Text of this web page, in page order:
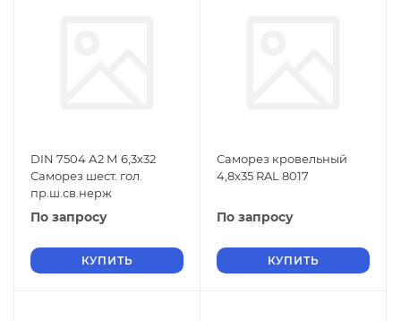
DIN 7504 А2 М 6,3х32
Саморез шест. гол.
пр.ш.св.нерж
По запросу
КУПИТЬ
Саморез кровельный
4,8х35 RAL 8017
По запросу
КУПИТЬ